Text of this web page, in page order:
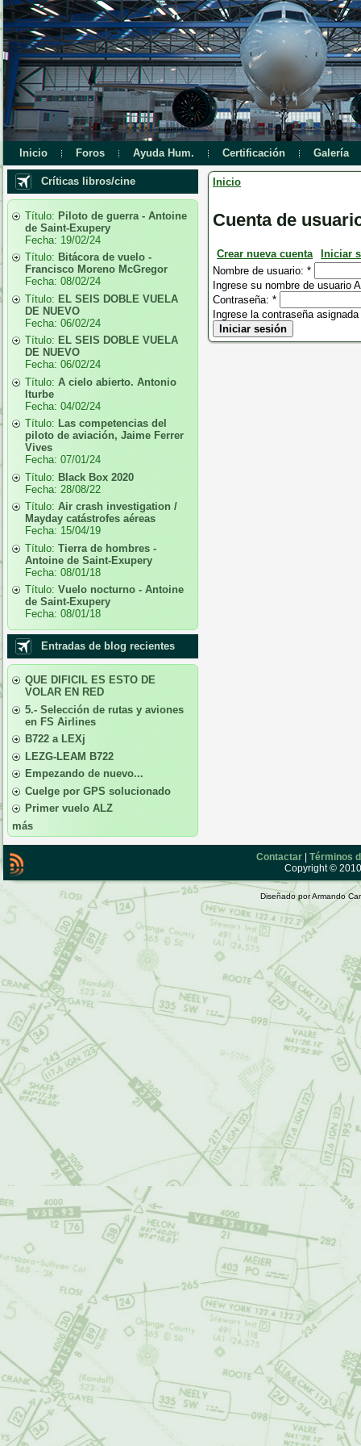
Inicio Foros Ayuda Hum. Certificación Galería
Críticas libros/cine
Título: Piloto de guerra - Antoine
de Saint-Exupery
Fecha: 19/02/24
Título: Bitácora de vuelo -
Francisco Moreno McGregor
Fecha: 08/02/24
Título: EL SEIS DOBLE VUELA
DE NUEVO
Fecha: 06/02/24
Título: EL SEIS DOBLE VUELA
DE NUEVO
Fecha: 06/02/24
Título: A cielo abierto. Antonio
Iturbe
Fecha: 04/02/24
Título: Las competencias del
piloto de aviación, Jaime Ferrer
Vives
Fecha: 07/01/24
Título: Black Box 2020
Fecha: 28/08/22
Título: Air crash investigation /
Mayday catástrofes aéreas
Fecha: 15/04/19
Título: Tierra de hombres -
Antoine de Saint-Exupery
Fecha: 08/01/18
Título: Vuelo nocturno - Antoine
de Saint-Exupery
Fecha: 08/01/18
Entradas de blog recientes
QUE DIFICIL ES ESTO DE
VOLAR EN RED
5.- Selección de rutas y aviones
en FS Airlines
B722 a LEXj
LEZG-LEAM B722
Empezando de nuevo...
Cuelge por GPS solucionado
Primer vuelo ALZ
más
Inicio
Cuenta de
Crear nueva cuenta
Iniciar
Nombre de usuario: *
Ingrese su nombre de usuario
Contraseña: *
Ingrese la contraseña
Contactar | Términos
Copyright ©
Diseñado por Armando